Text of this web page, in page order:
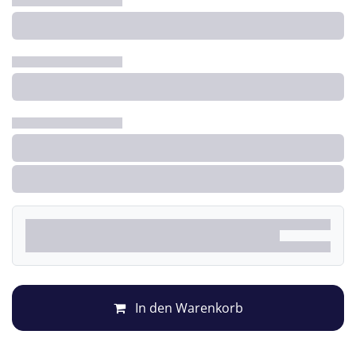
In den Warenkorb